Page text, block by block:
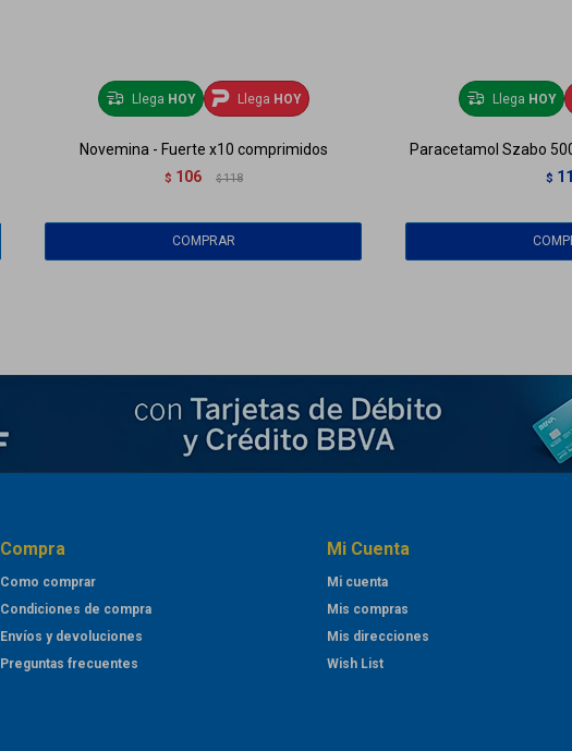
Llega HOY Llega HOY
Novemina - Fuerte x10 comprimidos
$ 106 $ 118
Llega HOY
Paracetamol Szabo
$
Compra
Como comprar
Condiciones de compra
Envíos y devoluciones
Preguntas frecuentes
Mi Cuenta
Mi cuenta
Mis compras
Mis direcciones
Wish List